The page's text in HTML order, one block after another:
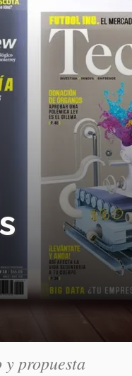
y propuesta